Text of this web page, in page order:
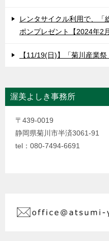
レンタサイクル利用で、「
ポンプレゼント【2024年2
【11/19(日)】「菊川産業
渥美よしき事務所
〒439-0019
静岡県菊川市半済3061-91
tel：080-7494-6691